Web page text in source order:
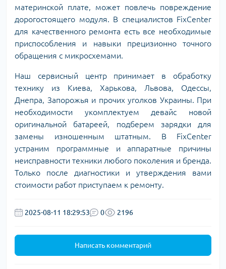
материнской плате, может повлечь повреждение
дорогостоящего модуля. В специалистов FixCenter
для качественного ремонта есть все необходимые
приспособления и навыки прецизионно точного
обращения с микросхемами.
Наш сервисный центр принимает в обработку
технику из Киева, Харькова, Львова, Одессы,
Днепра, Запорожья и прочих уголков Украины. При
необходимости укомплектуем девайс новой
оригинальной батареей, подберем зарядки для
замены изношенным штатным. В FixCenter
устраним программные и аппаратные причины
неисправности техники любого поколения и бренда.
Только после диагностики и утверждения вами
стоимости работ приступаем к ремонту.
2025-08-11 18:29:53 0 2196
Написать комментарий